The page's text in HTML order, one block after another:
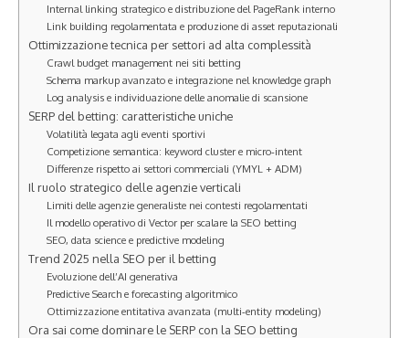
Internal linking strategico e distribuzione del PageRank interno
Link building regolamentata e produzione di asset reputazionali
Ottimizzazione tecnica per settori ad alta complessità
Crawl budget management nei siti betting
Schema markup avanzato e integrazione nel knowledge graph
Log analysis e individuazione delle anomalie di scansione
SERP del betting: caratteristiche uniche
Volatilità legata agli eventi sportivi
Competizione semantica: keyword cluster e micro‑intent
Differenze rispetto ai settori commerciali (YMYL + ADM)
Il ruolo strategico delle agenzie verticali
Limiti delle agenzie generaliste nei contesti regolamentati
Il modello operativo di Vector per scalare la SEO betting
SEO, data science e predictive modeling
Trend 2025 nella SEO per il betting
Evoluzione dell’AI generativa
Predictive Search e forecasting algoritmico
Ottimizzazione entitativa avanzata (multi‑entity modeling)
Ora sai come dominare le SERP con la SEO betting